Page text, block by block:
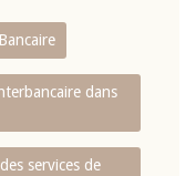
dans
services de